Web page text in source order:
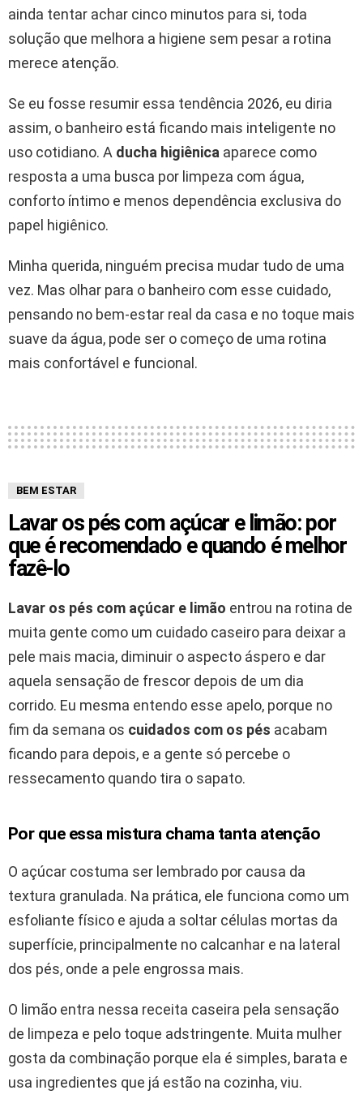
ainda tentar achar cinco minutos para si, toda
solução que melhora a higiene sem pesar a rotina
merece atenção.
Se eu fosse resumir essa tendência 2026, eu diria
assim, o banheiro está ficando mais inteligente no
uso cotidiano. A ducha higiênica aparece como
resposta a uma busca por limpeza com água,
conforto íntimo e menos dependência exclusiva do
papel higiênico.
Minha querida, ninguém precisa mudar tudo de uma
vez. Mas olhar para o banheiro com esse cuidado,
pensando no bem-estar real da casa e no toque mais
suave da água, pode ser o começo de uma rotina
mais confortável e funcional.
BEM ESTAR
Lavar os pés com açúcar e limão: por
que é recomendado e quando é melhor
fazê-lo
Lavar os pés com açúcar e limão entrou na rotina de
muita gente como um cuidado caseiro para deixar a
pele mais macia, diminuir o aspecto áspero e dar
aquela sensação de frescor depois de um dia
corrido. Eu mesma entendo esse apelo, porque no
fim da semana os cuidados com os pés acabam
ficando para depois, e a gente só percebe o
ressecamento quando tira o sapato.
Por que essa mistura chama tanta atenção
O açúcar costuma ser lembrado por causa da
textura granulada. Na prática, ele funciona como um
esfoliante físico e ajuda a soltar células mortas da
superfície, principalmente no calcanhar e na lateral
dos pés, onde a pele engrossa mais.
O limão entra nessa receita caseira pela sensação
de limpeza e pelo toque adstringente. Muita mulher
gosta da combinação porque ela é simples, barata e
usa ingredientes que já estão na cozinha, viu.